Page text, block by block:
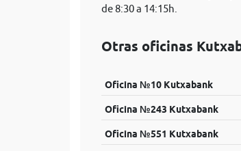
de 8:30 a 14:15h.
Otras oficinas
Oficina №10 Kutxabank
Oficina №243 Kutxabank
Oficina №551 Kutxabank